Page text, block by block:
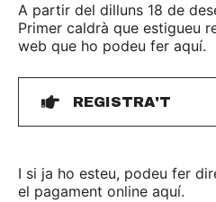
A partir del dilluns 18 de
Primer caldrà que estigueu
web que ho podeu fer aquí.
REGISTRA'T
I si ja ho esteu, podeu fer
el pagament online aquí.